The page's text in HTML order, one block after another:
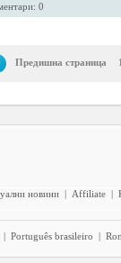
0
Предишна страница
новини | Affiliate |
| Português brasileiro |